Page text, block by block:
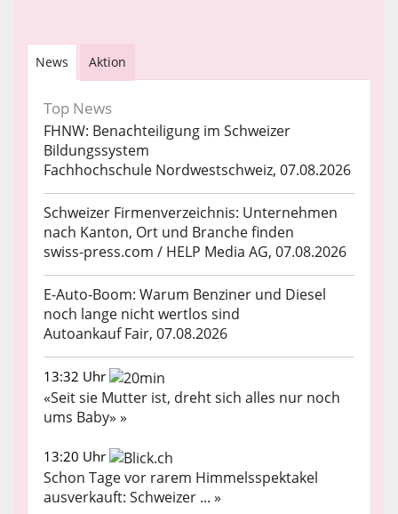
News Aktion
Top News
FHNW: Benachteiligung im Schweizer
Bildungssystem
Fachhochschule Nordwestschweiz, 07.08.2026
Schweizer Firmenverzeichnis: Unternehmen
nach Kanton, Ort und Branche finden
swiss-press.com / HELP Media AG, 07.08.2026
E-Auto-Boom: Warum Benziner und Diesel
noch lange nicht wertlos sind
Autoankauf Fair, 07.08.2026
13:32 Uhr
«Seit sie Mutter ist, dreht sich alles nur noch
ums Baby» »
13:20 Uhr
Schon Tage vor rarem Himmelsspektakel
ausverkauft: Schweizer ... »